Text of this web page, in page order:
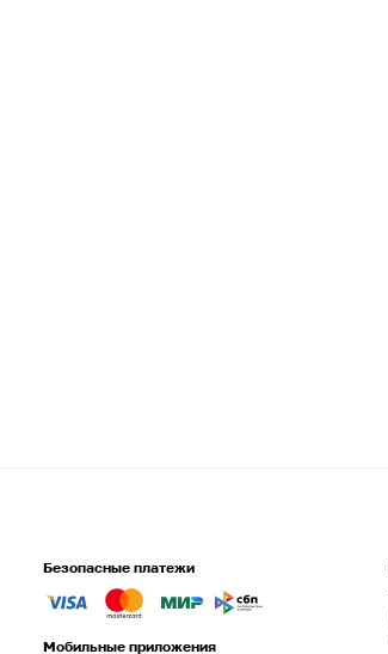
Безопасные платежи
Мобильные приложения